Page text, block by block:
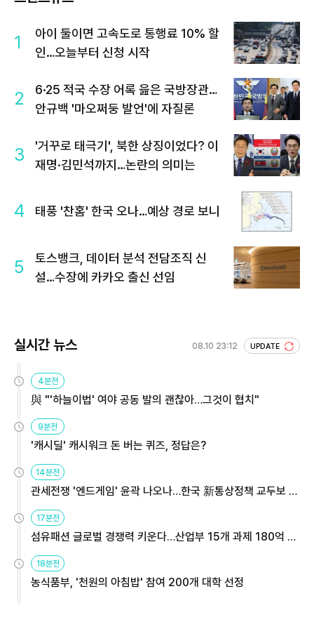
1
아이 둘이면 고속도로 통행료 10% 할
인…오늘부터 신청 시작
2
6·25 적국 수장 어록 읊은 국방장관…
안규백 '마오쩌둥 발언'에 자질론
3
'거꾸로 태극기', 북한 상징이었다? 이
재명·김민석까지…논란의 의미는
4 태풍 '찬홈' 한국 오나…예상 경로 보니
5
토스뱅크, 데이터 분석 전담조직 신
설…수장에 카카오 출신 선임
실시간 뉴스 08.10 23:12 UPDATE
4분전
與 "'하늘이법' 여야 공동 발의 괜찮아…그것이 협치"
9분전
'캐시딜' 캐시워크 돈 버는 퀴즈, 정답은?
14분전
관세전쟁 '엔드게임' 윤곽 나오나…한국 新통상정책 교두보 활
17분전
섬유패션 글로벌 경쟁력 키운다…산업부 15개 과제 180억 지
18분전
농식품부, '천원의 아침밥' 참여 200개 대학 선정